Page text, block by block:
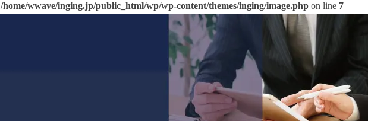
/home/wwave/inging.jp/public_html/wp/wp-content/themes/inging/image.php on line 7